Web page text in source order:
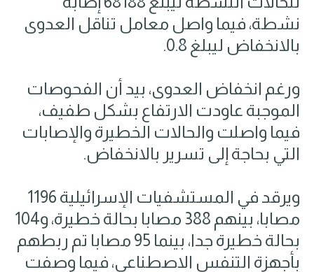
نشطة، فيما واصل معامل تناقل العدوى
بالانخفاض ليبلغ 0.8.
ورغم انخفاض العدوى، بيد أن الفحوصات
الموجبة عاودت الارتفاع بشكل طفيف،
فيما واصلت والحالات الخطيرة والإصابات
التي بحاجة إلى تسرير بالانخفاض.
ويرقد في المستشفيات الإسرائيلية 1196
مصابا، بينهم 388 مصابا بحالة خطيرة، و104
بحالة خطيرة جدا، بينما 95 مصابا تم ربطهم
بأجهزة التنفس الاصطناعي، فيما وصفت